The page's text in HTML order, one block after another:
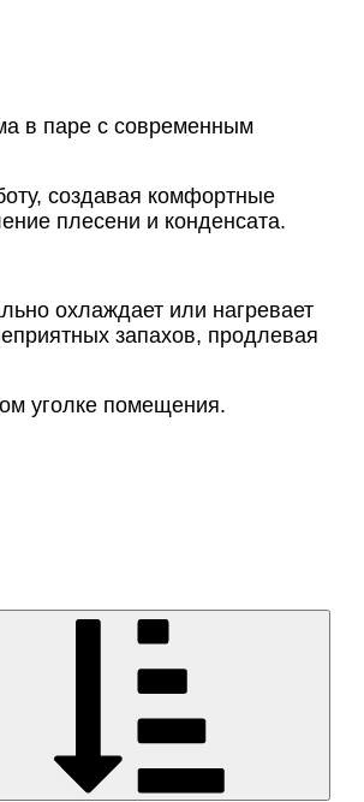
в паре с современным
создавая комфортные
плесени и конденсата.
охлаждает или нагревает
запахов, продлевая
уголке помещения.